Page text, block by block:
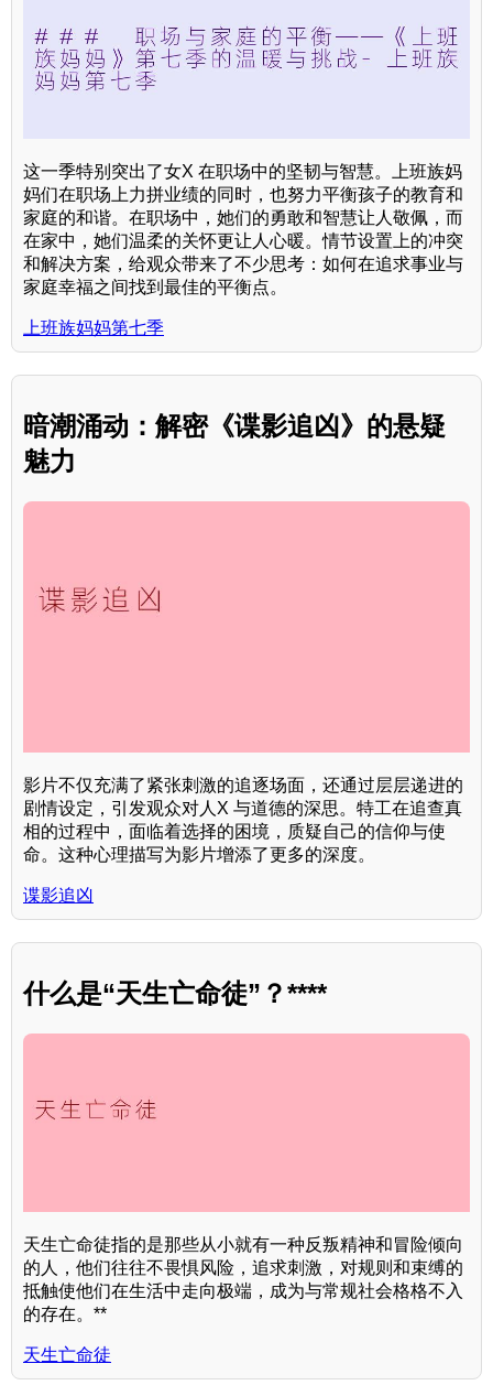
这一季特别突出了女X 在职场中的坚韧与智慧。上班族妈
妈们在职场上力拼业绩的同时，也努力平衡孩子的教育和
家庭的和谐。在职场中，她们的勇敢和智慧让人敬佩，而
在家中，她们温柔的关怀更让人心暖。情节设置上的冲突
和解决方案，给观众带来了不少思考：如何在追求事业与
家庭幸福之间找到最佳的平衡点。
上班族妈妈第七季
暗潮涌动：解密《谍影追凶》的悬疑
魅力
影片不仅充满了紧张刺激的追逐场面，还通过层层递进的
剧情设定，引发观众对人X 与道德的深思。特工在追查真
相的过程中，面临着选择的困境，质疑自己的信仰与使
命。这种心理描写为影片增添了更多的深度。
谍影追凶
什么是“天生亡命徒”？****
天生亡命徒指的是那些从小就有一种反叛精神和冒险倾向
的人，他们往往不畏惧风险，追求刺激，对规则和束缚的
抵触使他们在生活中走向极端，成为与常规社会格格不入
的存在。**
天生亡命徒